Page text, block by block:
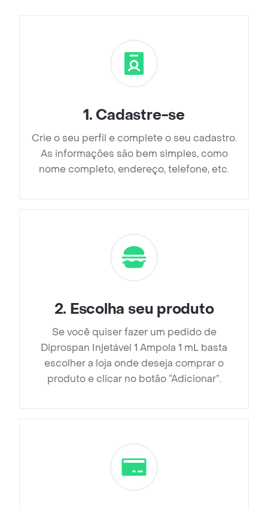
1. Cadastre-se
Crie o seu perfil e complete o seu cadastro.
As informações são bem simples, como
nome completo, endereço, telefone, etc.
2. Escolha seu produto
Se você quiser fazer um pedido de
Diprospan Injetável 1 Ampola 1 mL basta
escolher a loja onde deseja comprar o
produto e clicar no botão “Adicionar”.